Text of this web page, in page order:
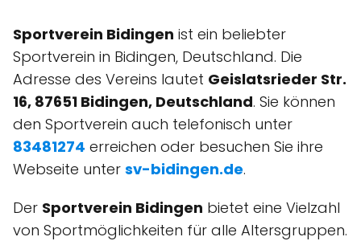
Sportverein Bidingen ist ein beliebter
Sportverein in Bidingen, Deutschland. Die
Adresse des Vereins lautet Geislatsrieder Str.
16, 87651 Bidingen, Deutschland. Sie können
den Sportverein auch telefonisch unter
83481274 erreichen oder besuchen Sie ihre
Webseite unter sv-bidingen.de.
Der Sportverein Bidingen bietet eine Vielzahl
von Sportmöglichkeiten für alle Altersgruppen.